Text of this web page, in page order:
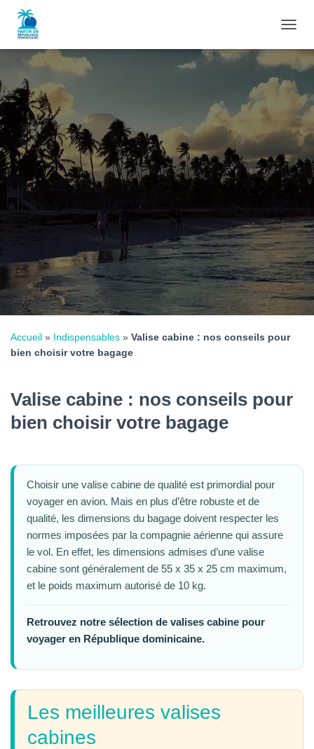
É
L
N
A
A
T
I
O
N
Accueil » Indispensables » Valise cabine : nos conseils pour
bien choisir votre bagage
Valise cabine : nos conseils pour
bien choisir votre bagage
Choisir une valise cabine de qualité est primordial pour
voyager en avion. Mais en plus d’être robuste et de
qualité, les dimensions du bagage doivent respecter les
normes imposées par la compagnie aérienne qui assure
le vol. En effet, les dimensions admises d’une valise
cabine sont généralement de 55 x 35 x 25 cm maximum,
et le poids maximum autorisé de 10 kg.
Retrouvez notre sélection de valises cabine pour
voyager en République dominicaine.
Les meilleures valises
cabines